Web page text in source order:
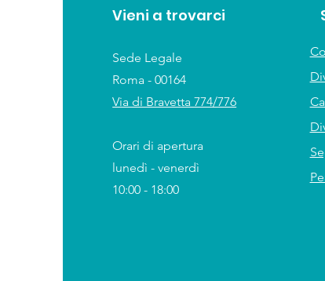
Vieni a trovarci
Sede Legale
Roma - 00164
Via di Bravetta 774/776
Orari di apertura
lunedì - venerdì
10:00 - 18:00